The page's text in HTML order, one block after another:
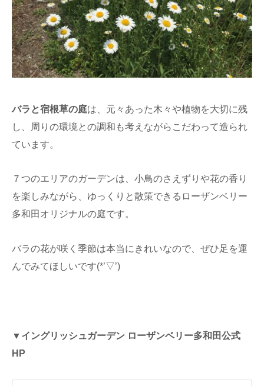
バラと宿根草の庭は、元々あった木々や植物を大切に残
し、周りの環境との調和も考えながらこだわって造られ
ています。
７つのエリアのガーデンは、小鳥のさえずりや花の香り
を楽しみながら、ゆっくりと散策できるローザンベリー
多和田オリジナルの庭です。
バラの花が咲く季節は本当にきれいなので、ぜひ足を運
んでみてほしいです(*’▽’)
▼イングリッシュガーデン ローザンベリー多和田公式
HP